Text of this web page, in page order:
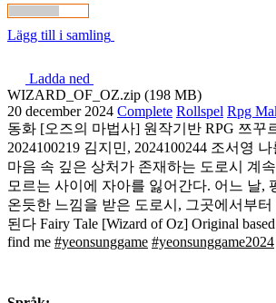
Lägg till i samling
Ladda ned
WIZARD_OF_OZ.zip (198 MB)
20 december 2024 Complete Rollspel Rpg
동화 [오즈의 마법사] 원작기반 RPG 쯔꾸
2024100219 김지민, 2024100244 조서영
마음 속 깊은 상처가 존재하는 도로시 계
모르는 사이에 자아를 잃어간다. 어느 날,
온듯한 느낌을 받은 도로시, 그곳에서부
된다 Fairy Tale [Wizard of Oz] Original
find me #yeonsunggame #yeonsunggame2024